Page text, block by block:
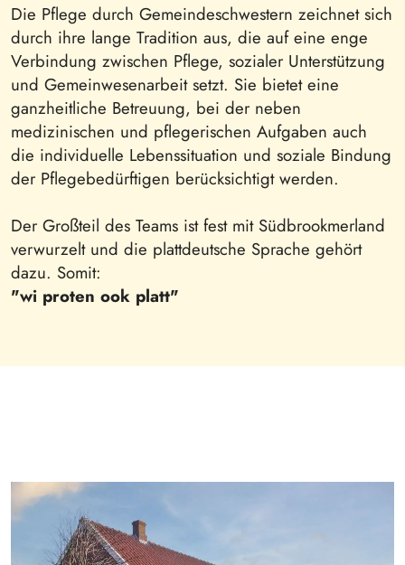
Die Pflege durch Gemeindeschwestern zeichnet sich
durch ihre lange Tradition aus, die auf eine enge
Verbindung zwischen Pflege, sozialer Unterstützung
und Gemeinwesenarbeit setzt. Sie bietet eine
ganzheitliche Betreuung, bei der neben
medizinischen und pflegerischen Aufgaben auch
die individuelle Lebenssituation und soziale Bindung
der Pflegebedürftigen berücksichtigt werden.
Der Großteil des Teams ist fest mit Südbrookmerland
verwurzelt und die plattdeutsche Sprache gehört
dazu. Somit:
"wi proten ook platt"